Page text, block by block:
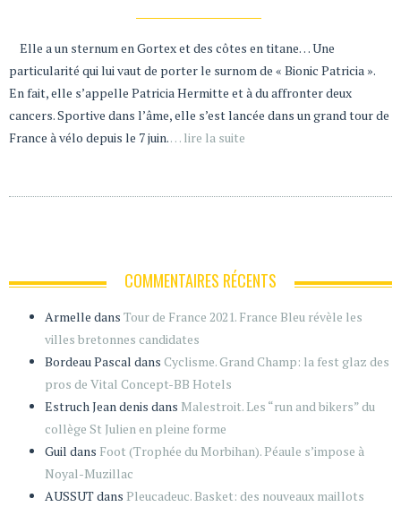
Elle a un sternum en Gortex et des côtes en titane… Une
particularité qui lui vaut de porter le surnom de « Bionic Patricia ».
En fait, elle s’appelle Patricia Hermitte et à du affronter deux
cancers. Sportive dans l’âme, elle s’est lancée dans un grand tour de
France à vélo depuis le 7 juin.… lire la suite
COMMENTAIRES RÉCENTS
Armelle dans Tour de France 2021. France Bleu révèle les
villes bretonnes candidates
Bordeau Pascal dans Cyclisme. Grand Champ: la fest glaz des
pros de Vital Concept-BB Hotels
Estruch Jean denis dans Malestroit. Les “run and bikers” du
collège St Julien en pleine forme
Guil dans Foot (Trophée du Morbihan). Péaule s’impose à
Noyal-Muzillac
AUSSUTdans Pleucadeuc. Basket: des nouveaux maillots